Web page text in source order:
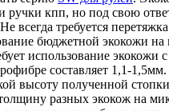
ручки кпп, но под свою
всегда требуется
бюджетной экокожи на
использование экокожи
составляет 1,1-
высоту полученной
разных экокож на